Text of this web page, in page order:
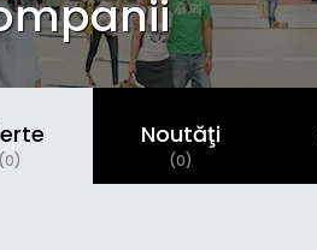
(0)
Noutăţi
(0)